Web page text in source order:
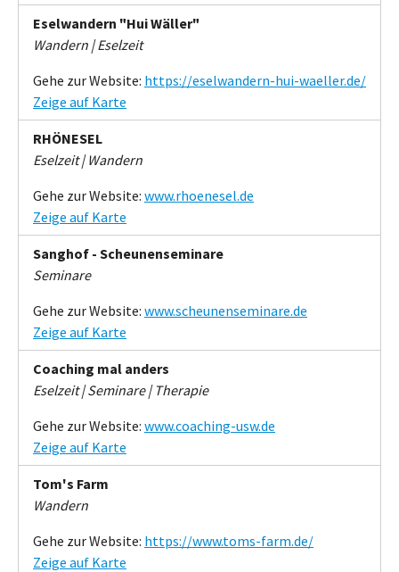
Eselwandern "Hui Wäller"
Wandern | Eselzeit
Gehe zur Website: https://eselwandern-hui-waeller.de/
Zeige auf Karte
RHÖNESEL
Eselzeit | Wandern
Gehe zur Website: www.rhoenesel.de
Zeige auf Karte
Sanghof - Scheunenseminare
Seminare
Gehe zur Website: www.scheunenseminare.de
Zeige auf Karte
Coaching mal anders
Eselzeit | Seminare | Therapie
Gehe zur Website: www.coaching-usw.de
Zeige auf Karte
Tom's Farm
Wandern
Gehe zur Website: https://www.toms-farm.de/
Zeige auf Karte